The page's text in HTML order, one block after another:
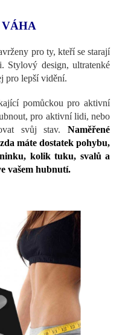
pro ty, kteří se starají
Stylový design, ultratenké
pro lepší vidění.
pomůckou pro aktivní
pro aktivní lidi, nebo
svůj stav. Naměřené
máte dostatek pohybu,
kolik tuku, svalů a
vašem hubnutí.